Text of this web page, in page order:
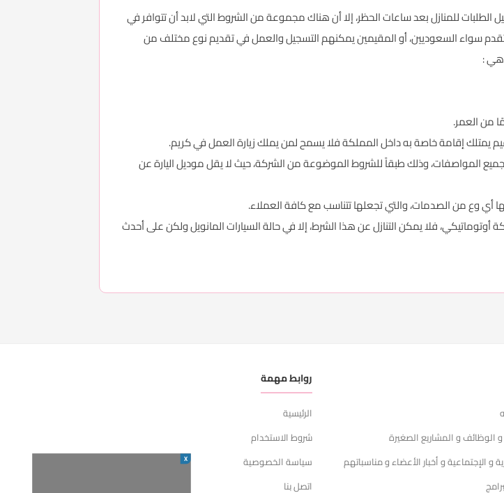
للمنازل بعد ساعات الحظر، إلا أن هناك مجموعة من الشروط التي لابد أن تتوافر في
سواء السعوديين، أو المقيمين يمكنهم التسجيل والعمل في تقديم نوع مختلف من
هي :
من العمر.
إقامة خاصة به داخل المملكة فلا يسمح لمن يملك زيارة العمل في كريم.
المواصفات، وذلك طبقاً للشروط الموضوعة من الشركة، حيث لا يقل موديل اليارة عن
أي وع من الصدمات، والتي تجعلها تتناسب مع كافة العملاء.
أوتوماتيكي، فلا يمكن التنازل عن هذا الشرط، إلا في حالة السيارات المانويل ولكن على أحدث
الوظائف و المشاريع الصغيرة
و الإجتماعية و أخبار الأعضاء و مناسباتهم
روابط مهمة
الرئيسية
شروط الاستخدام
سياسة الخصوصية
اتصل بنا
X